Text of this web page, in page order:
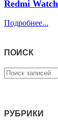
Redmi
Подробнее...
ПОИСК
РУБРИКИ